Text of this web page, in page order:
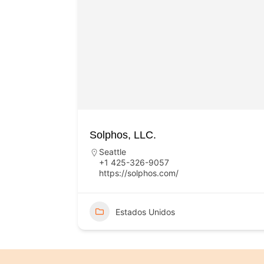
Solphos, LLC.
Seattle
+1 425-326-9057
https://solphos.com/
Estados Unidos